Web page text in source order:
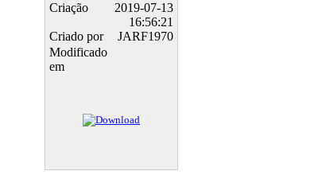
Criação
2019-07-13
16:56:21
Criado por
JARF1970
Modificado
em